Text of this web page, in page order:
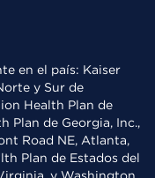
en el país: Kaiser
y Sur de
Health Plan de
Plan de Georgia, Inc.,
Road NE, Atlanta,
Plan de Estados del